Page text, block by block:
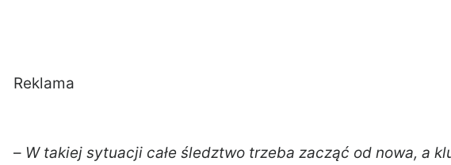
Reklama
– W takiej sytuacji całe śledztwo trzeba zacząć od nowa, a